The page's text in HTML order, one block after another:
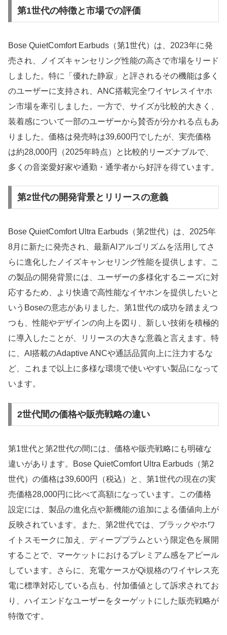
第1世代の特徴と市場での評価
Bose QuietComfort Earbuds（第1世代）は、2023年に発
売され、ノイズキャンセリング性能の高さで市場をリード
しました。特に「優れた静寂」と評されるその機能は多く
のユーザーに支持され、ANC搭載完全ワイヤレスイヤホ
ン市場を牽引しました。一方で、サイズが比較的大きく、
装着感について一部のユーザーから賛否が分かれる点もあ
りました。価格は発売時は39,600円でしたが、実売価格
は約28,000円（2025年時点）と比較的リーズナブルで、
多くの音楽愛好家や通勤・通学者から好評を得ています。
第2世代の開発背景とリリースの意義
Bose QuietComfort Ultra Earbuds（第2世代）は、2025年
8月に新たに発売され、最新AIアルゴリズムを活用してさ
らに進化したノイズキャンセリング性能を提供します。こ
の製品の開発背景には、ユーザーの多様化するニーズに対
応するため、より快適で高性能なイヤホンを提供したいと
いうBoseの意志がありました。第1世代の成功を踏まえつ
つも、性能やデザインの向上を図り、新しい技術を積極的
に導入したことが、リリースの大きな意義と言えます。特
に、AI搭載のAdaptive ANCや通話品質向上に注力するな
ど、これまで以上に多様な環境で使いやすい製品になって
います。
2世代間の価格や販売戦略の違い
第1世代と第2世代の間には、価格や販売戦略にも明確な
違いがあります。Bose QuietComfort Ultra Earbuds（第2
世代）の価格は39,600円（税込）と、第1世代の現在の実
売価格28,000円に比べて高額になっています。この価格
設定には、製品の進化点や新機能の追加による価値向上が
反映されています。また、第2世代では、ブラックやホワ
イトスモークに加え、ディーププラムという限定色を展開
することで、マーケットにおけるプレミアム感をアピール
しています。さらに、充電ケースがQi規格のワイヤレス充
電に標準対応している点も、付加価値として訴求されてお
り、ハイエンドなユーザーをターゲットにした販売戦略が
特徴です。